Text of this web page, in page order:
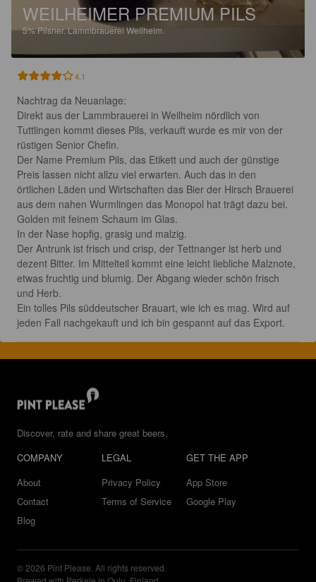
WEILHEIMER PREMIUM PILS
5%Pilsner.Lammbrauerei Weilheim.
4.1
Nachtrag da Neuanlage:
Direkt aus der Lammbrauerei in Weilheim nördlich von
Tuttlingen kommt dieses Pils, verkauft wurde es mir von der
rüstigen Senior Chefin.
Der Name Premium Pils, das Etikett und auch der günstige
Preis lassen nicht allzu viel erwarten. Auch das in den
örtlichen Läden und Wirtschaften das Bier der Hirsch Brauerei
aus dem nahen Wurmlingen das Monopol hat trägt dazu bei.
Golden mit feinem Schaum im Glas.
In der Nase hopfig, grasig und malzig.
Der Antrunk ist frisch und crisp, der Tettnanger ist herb und
dezent Bitter. Im Mittelteil kommt eine leicht liebliche Malznote,
etwas fruchtig und blumig. Der Abgang wieder schön frisch
und Herb.
Ein tolles Pils süddeutscher Brauart, wie ich es mag. Wird auf
jeden Fall nachgekauft und ich bin gespannt auf das Export.
Discover, rate and share great beers.
COMPANY
About
Contact
Blog
LEGAL
Privacy Policy
Terms of Service
GET THE APP
App Store
Google Play
© 2026 Pint Please. All rights reserved.